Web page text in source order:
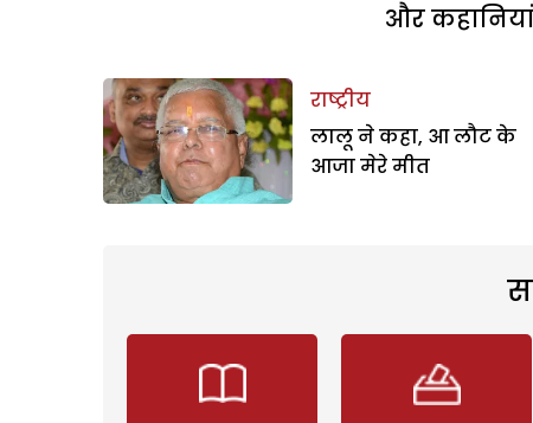
और
राष्ट्रीय
लालू ने कहा, आ लौट के
आजा मेरे मीत